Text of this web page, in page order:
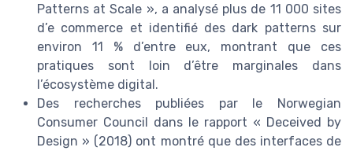
Patterns at Scale », a analysé plus de 11 000 sites
d’e commerce et identifié des dark patterns sur
environ 11 % d’entre eux, montrant que ces
pratiques sont loin d’être marginales dans
l’écosystème digital.
Des recherches publiées par le Norwegian
Consumer Council dans le rapport « Deceived by
Design » (2018) ont montré que des interfaces de